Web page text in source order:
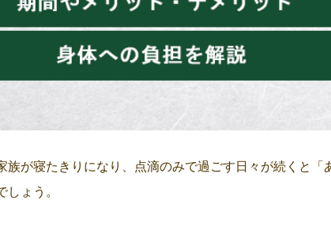
族が寝たきりになり、点滴のみで過ごす日々が続くと
しょう。